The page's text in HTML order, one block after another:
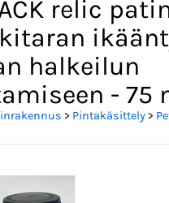
relic
halkeilun
- 75
> Pintakäsittely>